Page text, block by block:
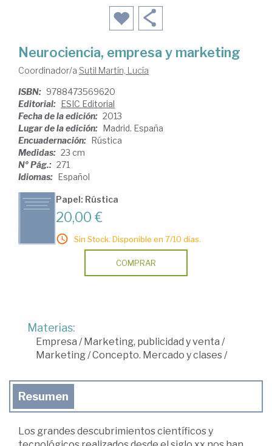
Neurociencia, empresa y marketing
Coordinador/a Sutil Martín, Lucía
ISBN: 9788473569620
Editorial: ESIC Editorial
Fecha de la edición: 2013
Lugar de la edición: Madrid. España
Encuadernación: Rústica
Medidas: 23 cm
Nº Pág.: 271
Idiomas: Español
Papel: Rústica
20,00 €
Sin Stock. Disponible en 7/10 días.
COMPRAR
Materias:
Empresa /Marketing, publicidad y venta /
Marketing/Concepto. Mercado y clases/
Resumen
Los grandes descubrimientos científicos y